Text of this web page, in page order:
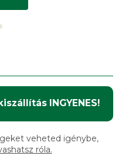
INGYENES!
veheted igénybe,
róla.